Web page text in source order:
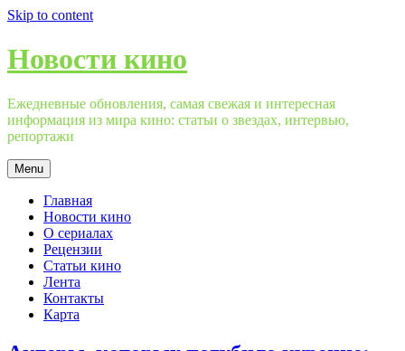
Skip to content
Новости кино
Ежедневные обновления, самая свежая и интересная
информация из мира кино: статьи о звездах, интервью,
репортажи
Menu
Главная
Новости кино
О сериалах
Рецензии
Статьи кино
Лента
Контакты
Карта